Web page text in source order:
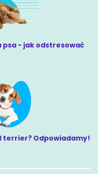
- jak odstresować
terrier? Odpowiadamy!